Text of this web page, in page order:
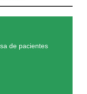
de pacientes